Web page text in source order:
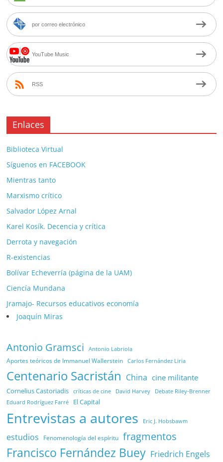
por correo electrónico
YouTube Music
RSS
Enlaces
Biblioteca Virtual
Síguenos en FACEBOOK
Mientras tanto
Marxismo crítico
Salvador López Arnal
Karel Kosík. Decencia y crítica
Derrota y navegación
R-existencias
Bolívar Echeverría (página de la UAM)
Ciencía Mundana
Jramajo- Recursos educativos economía
Joaquín Miras
Antonio Gramsci Antonio Labriola
Aportes teóricos de Immanuel Wallerstein Carlos Fernández Liria
Centenario Sacristán China cine militante
Cornelius Castoriadis críticas de cine David Harvey Debate Riley-Brenner
Eduard Rodríguez Farré El Capital
Entrevistas a autores Eric J. Hobsbawm
estudios Fenomenología del espíritu fragmentos
Francisco Fernández Buey Friedrich Engels